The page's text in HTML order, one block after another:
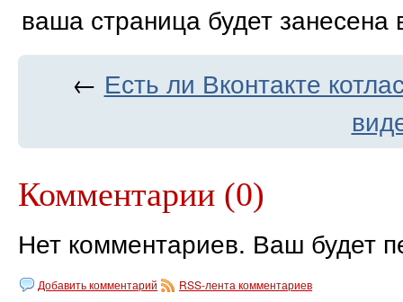
ваша страница будет занесена
← Есть ли Вконтакте
Комментарии (0)
Нет комментариев. Ваш будет
Добавить комментарий RSS-лента комментариев